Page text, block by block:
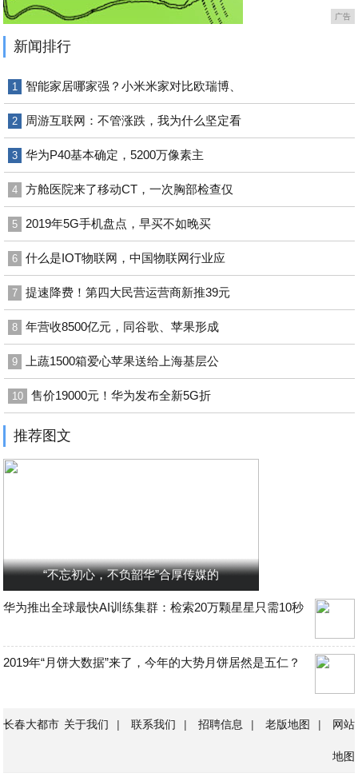
广告
新闻排行
1 智能家居哪家强？小米米家对比欧瑞博、
2 周游互联网：不管涨跌，我为什么坚定看
3 华为P40基本确定，5200万像素主
4 方舱医院来了移动CT，一次胸部检查仅
5 2019年5G手机盘点，早买不如晚买
6 什么是IOT物联网，中国物联网行业应
7 提速降费！第四大民营运营商新推39元
8 年营收8500亿元，同谷歌、苹果形成
9 上蔬1500箱爱心苹果送给上海基层公
10 售价19000元！华为发布全新5G折
推荐图文
“不忘初心，不负韶华”合厚传媒的
华为推出全球最快AI训练集群：检索20万颗星星只需10秒
2019年“月饼大数据”来了，今年的大势月饼居然是五仁？
长春大都市 关于我们 | 联系我们 | 招聘信息 | 老版地图 | 网站
地图